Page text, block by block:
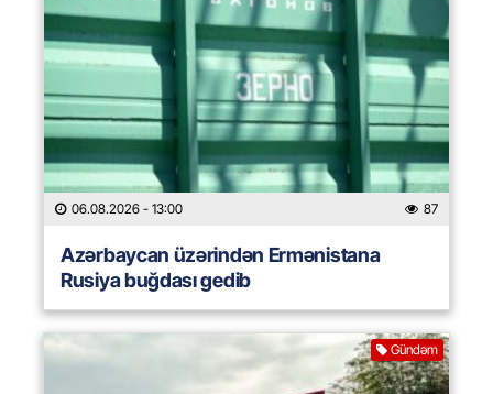
06.08.2026 - 13:00 87
Azərbaycan üzərindən Ermənistana
Rusiya buğdası gedib
Gündəm